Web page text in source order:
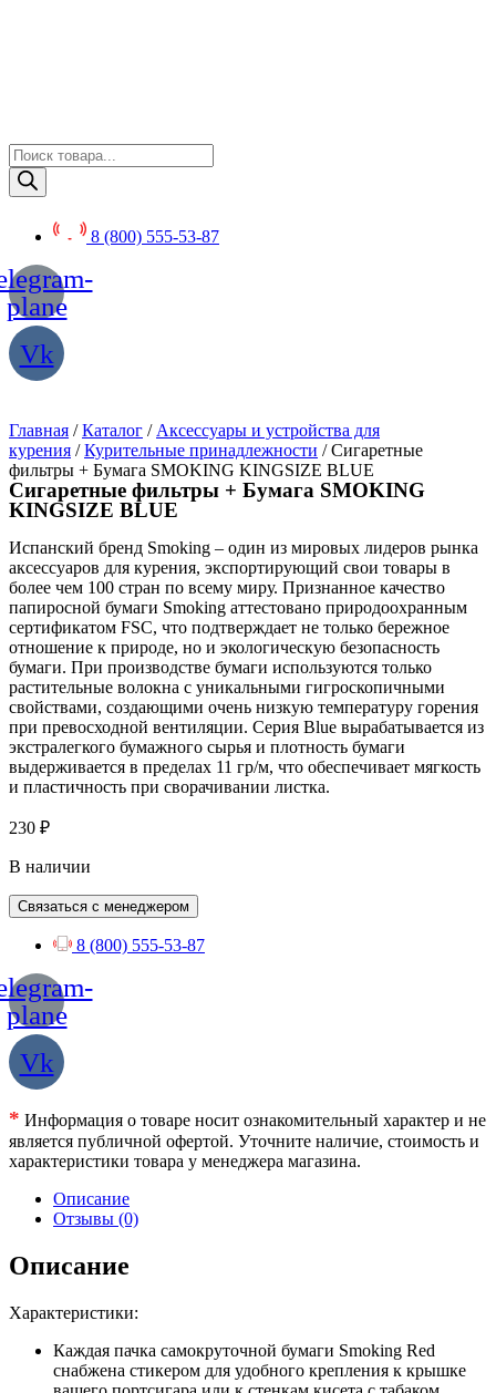
Поиск
товаров
8 (800) 555-53-87
plane
Vk
Главная /Каталог / Аксессуары и устройства для
курения /Курительные принадлежности / Сигаретные
фильтры + Бумага SMOKING KINGSIZE BLUE
Сигаретные фильтры + Бумага SMOKING
KINGSIZE BLUE
Испанский бренд Smoking – один из мировых лидеров рынка
аксессуаров для курения, экспортирующий свои товары в
более чем 100 стран по всему миру. Признанное качество
папиросной бумаги Smoking аттестовано природоохранным
сертификатом FSC, что подтверждает не только бережное
отношение к природе, но и экологическую безопасность
бумаги. При производстве бумаги используются только
растительные волокна с уникальными гигроскопичными
свойствами, создающими очень низкую температуру горения
при превосходной вентиляции. Серия Blue вырабатывается из
экстралегкого бумажного сырья и плотность бумаги
выдерживается в пределах 11 гр/м, что обеспечивает мягкость
и пластичность при сворачивании листка.
230 ₽
В наличии
Связаться с менеджером
8 (800) 555-53-87
plane
Vk
* Информация о товаре носит ознакомительный характер и не
является публичной офертой. Уточните наличие, стоимость и
характеристики товара у менеджера магазина.
Описание
Отзывы (0)
Описание
Характеристики:
Каждая пачка самокруточной бумаги Smoking Red
снабжена стикером для удобного крепления к крышке